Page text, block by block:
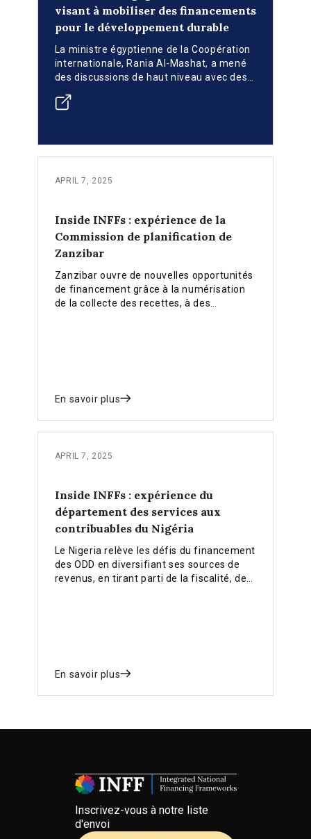
visant à mobiliser des financements
pour le développement durable
La ministre égyptienne de la Coopération
internationale, Rania Al-Mashat, a mené
des discussions de haut niveau avec des
responsables de l'ONU et de l'UE afin de
faire progresser la mise en œuvre de
durable. La réunion, qui s'est tenue au
Caire, a fait suite au rôle central joué par
l'Égypte lors de la récente conférence
FFD4 en Espagne et s'est concentrée sur
l'innovation en matière de dette et les
investissements alignés sur le climat en
prévision du prochain sommet du G20.
APRIL 7, 2025
Inside INFFs : expérience de la
Commission de planification de
Zanzibar
Zanzibar ouvre de nouvelles opportunités
de financement grâce à la numérisation
de la collecte des recettes, à des
En savoir plus
APRIL 7, 2025
Inside INFFs : expérience du
département des services aux
contribuables du Nigéria
Le Nigeria relève les défis du financement
des ODD en diversifiant ses sources de
revenus, en tirant parti de la fiscalité, des
En savoir plus
Inscrivez-vous à notre liste
d'envoi